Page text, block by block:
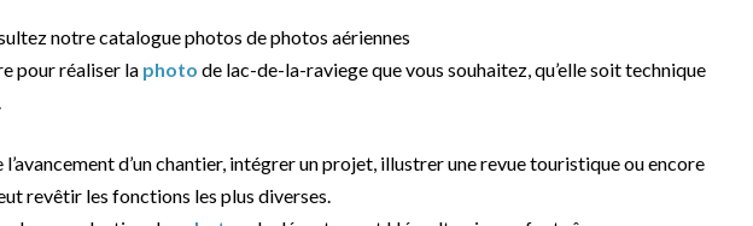
notre catalogue photos de photos aériennes
pour réaliser la photo de lac-de-la-raviege que vous souhaitez, qu’elle soit technique
l’avancement d’un chantier, intégrer un projet, illustrer une revue touristique ou encore
revêtir les fonctions les plus diverses.